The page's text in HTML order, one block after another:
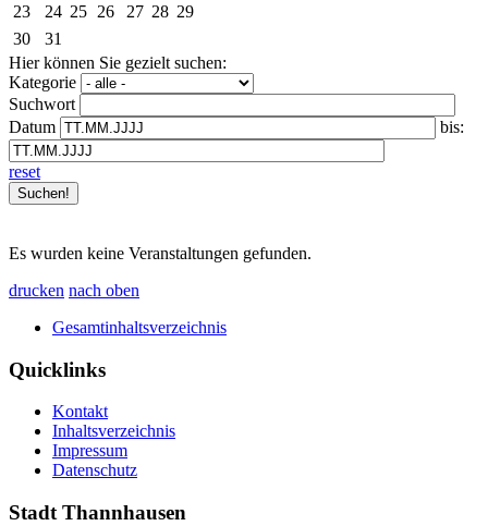
23
24 25 26 27 28 29
30
31
Hier können Sie gezielt suchen:
Kategorie
Suchwort
Datum
bis:
reset
Es wurden keine Veranstaltungen gefunden.
drucken nach oben
Gesamtinhaltsverzeichnis
Quicklinks
Kontakt
Inhaltsverzeichnis
Impressum
Datenschutz
Stadt Thannhausen